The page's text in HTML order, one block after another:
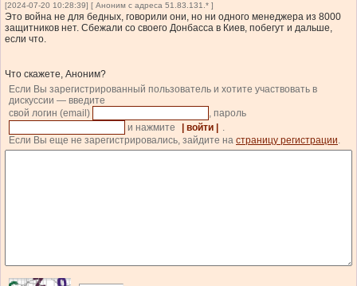
[2024-07-20 10:28:39] [ Аноним с адреса 51.83.131.* ]
Это война не для бедных, говорили они, но ни одного менеджера из 8000
защитников нет. Сбежали со своего Донбасса в Киев, побегут и дальше,
если что.
Что скажете, Аноним?
Если Вы зарегистрированный пользователь и хотите участвовать в
дискуссии — введите
свой логин (email)
, пароль
и нажмите
| войти |
.
Если Вы еще не зарегистрировались, зайдите на страницу регистрации.